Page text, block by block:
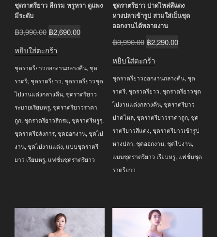
ชุดราตรียาว สีกรม หรูหรา ดูแพง
มีระดับ
฿3,990.00 Original
฿3,990.00.
฿2,690.00Current
฿2,690.00.
หยิบใส่ตะกร้า
ชุดราตรียาวออกงานกลางคืน, ชุด
ราตรี, ชุดราตรียาว, ชุดราตรียาวชุด
ไปงานแต่งกลางคืน, ชุดราตรียาว
ระบายเรียบหรู, ชุดราตรียาวราคา
ถูก, ชุดราตรียาวสีกรม, ชุดราตรีหรูๆ,
ชุดราตรีอลังการ, ชุดออกงาน, ชุดไป
งาน, ชุดไปงานแต่ง, แบบชุดราตรี
ยาว เรียบหรู, แฟชั่นชุดราตรียาว
ชุดราตรียาว ปาดไหล่สีแดง
หางปลาเข้ารูป สวมใส่เป็นชุด
ออกงานได้หลายงาน
฿3,990.00 Original
฿3,990.00.
฿2,290.00Current
฿2,290.00.
หยิบใส่ตะกร้า
ชุดราตรียาวออกงานกลางคืน, ชุด
ราตรี, ชุดราตรียาว, ชุดราตรียาวชุด
ไปงานแต่งกลางคืน, ชุดราตรียาว
ปาดไหล่, ชุดราตรียาวราคาถูก, ชุด
ราตรียาวสีแดง, ชุดราตรียาวเข้ารูป
หางปลา, ชุดออกงาน, ชุดไปงาน,
แบบชุดราตรียาว เรียบหรู, แฟชั่นชุด
ราตรียาว